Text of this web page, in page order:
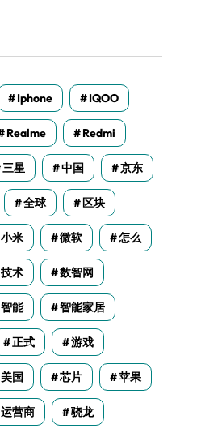
Iphone IQOO
Realme Redmi
三星 中国 京东
全球 区块
小米 微软 怎么
技术 数智网
智能 智能家居
正式 游戏
美国 芯片 苹果
运营商 骁龙